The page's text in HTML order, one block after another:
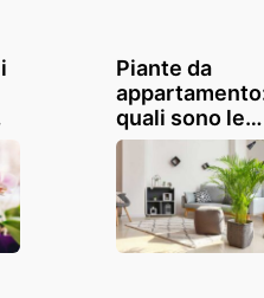
Piante da
quali sono le
migliori da
tenere in